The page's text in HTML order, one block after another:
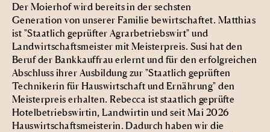
Der Moierhof wird bereitsin der sechsten
Generation von unserer Familie bewirtschaftet. Matthias
ist "Staatlich geprüfter Agrarbetriebswirt" und
Landwirtschaftsmeister mit Meisterpreis. Susi hat den
Beruf der Bankkauffrau erlernt und für den erfolgreichen
Abschluss ihrer Ausbildung zur "Staatlich geprüften
Technikerin für Hauswirtschaft und Ernährung" den
Meisterpreis erhalten. Rebecca ist staatlich geprüfte
Hotelbetriebswirtin, Landwirtin und seit Mai 2026
Hauswirtschaftsmeisterin. Dadurch haben wir die